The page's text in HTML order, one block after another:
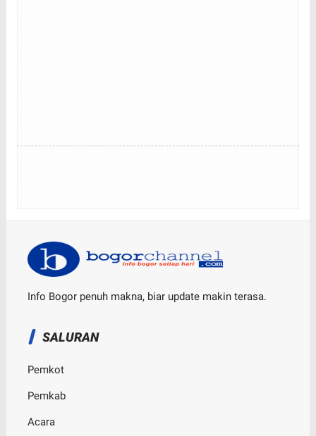
Info Bogor penuh makna, biar update makin terasa.
SALURAN
Pemkot
Pemkab
Acara